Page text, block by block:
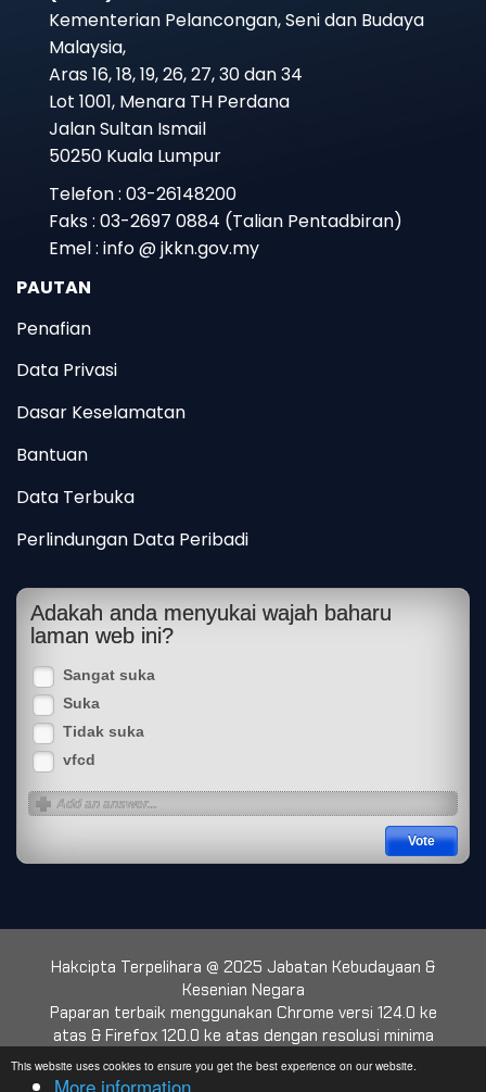
This website uses cookies to ensure you get the best experience on our website.
More information
Kementerian Pelancongan, Seni dan Budaya
Malaysia,
Aras 16, 18, 19, 26, 27, 30 dan 34
Lot 1001, Menara TH Perdana
Jalan Sultan Ismail
50250 Kuala Lumpur
Telefon : 03-26148200
Faks : 03-2697 0884 (Talian Pentadbiran)
Emel : info @ jkkn.gov.my
PAUTAN
Penafian
Data Privasi
Dasar Keselamatan
Bantuan
Data Terbuka
Perlindungan Data Peribadi
Adakah anda menyukai wajah baharu
laman web ini?
Sangat suka
Suka
Tidak suka
vfcd
Hakcipta Terpelihara @ 2025 Jabatan Kebudayaan &
Kesenian Negara
Paparan terbaik menggunakan Chrome versi 124.0 ke
atas & Firefox 120.0 ke atas dengan resolusi minima
1024 x 768